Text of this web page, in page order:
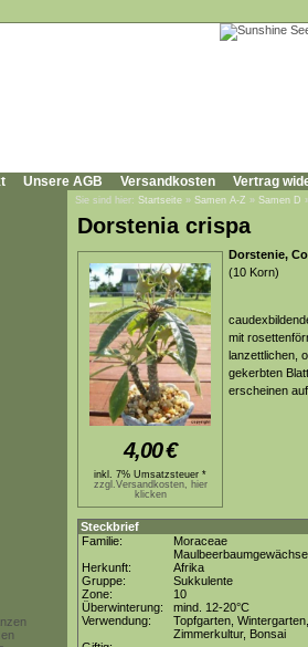
Unsere AGB Versandkosten Vertrag
Sie sind hier: Startseite » Samen A-Z » Samen D
Dorstenia crispa
4,00€
inkl. 7% Umsatzsteuer *
zzgl.Versandkosten, hier
klicken
Dorstenie,
(10 Korn)
mit
lanzettlichen,
gekerbten
erscheinen
Steckbrief
Familie:
Moraceae
Maulbeerbaumgewächse
Herkunft:
Afrika
Gruppe:
Sukkulente
Zone:
10
Überwinterung:
mind. 12-20°C
Verwendung:
Topfgarten, Wintergarten,
Zimmerkultur, Bonsai